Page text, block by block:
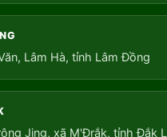
Lâm Hà, tỉnh Lâm Đồng
Jing, xã M'Đrắk, tỉnh Đắk